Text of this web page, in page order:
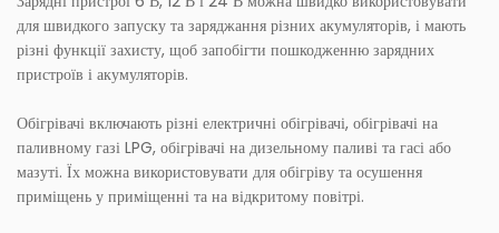
для швидкого запуску та заряджання різних акумуляторів, і мають
різні функції захисту, щоб запобігти пошкодженню зарядних
пристроїв і акумуляторів.
Обігрівачі включають різні електричні обігрівачі, обігрівачі на
паливному газі LPG, обігрівачі на дизельному паливі та гасі або
мазуті. Їх можна використовувати для обігріву та осушення
приміщень у приміщенні та на відкритому повітрі.